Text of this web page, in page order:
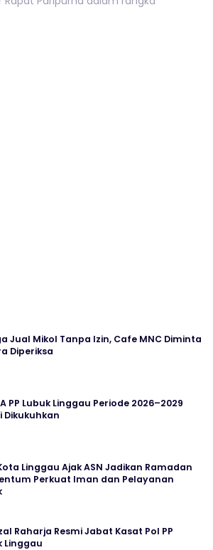
Jual Mikol Tanpa Izin, Cafe MNC Diminta
Diperiksa
PP Lubuk Linggau Periode 2026–2029
Dikukuhkan
Linggau Ajak ASN Jadikan Ramadan
Perkuat Iman dan Pelayanan
Raharja Resmi Jabat Kasat Pol PP
Linggau